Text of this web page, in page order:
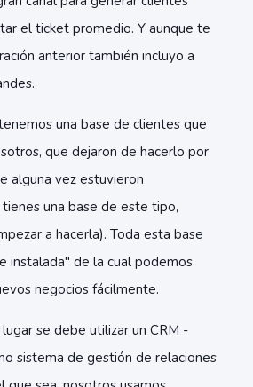
el ticket promedio. Y aunque te
anterior también incluyo a
una base de clientes que
que dejaron de hacerlo por
alguna vez estuvieron
una base de este tipo,
a hacerla). Toda esta base
instalada" de la cual podemos
negocios fácilmente.
lugar se debe utilizar un CRM -
sistema de gestión de relaciones